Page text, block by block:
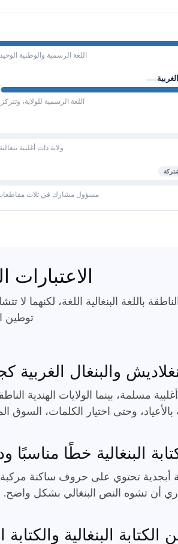
اللغة الرسمية والوطنية
اللغة الرسمية للولاية،
ولاية ذات أغلبية
مسؤول مشارك في ثلاث مقاطعات
الاعتبارات
باللغة البنغالية اللغة، لكنهما
توطين
والبنغال الغربية
مسلمة، بينما الولايات الهندية
بالأعياد، وحتى اختيار الكلمات، السوق
البنغالية خطًا
أبجدية تحتوي على حروف ساكنة
أن تشوه النص البنغالي بشكل واضح.
البنغالية والكتابة